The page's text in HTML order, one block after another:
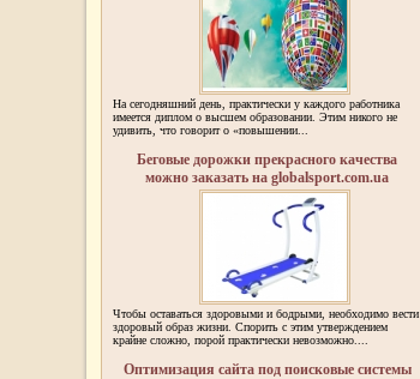
На сегодняшний день, практически у каждого работника
имеется диплом о высшем образовании. Этим никого не
удивить, что говорит о «повышении...
Беговые дорожки прекрасного качества
можно заказать на globalsport.com.ua
Чтобы оставаться здоровыми и бодрыми, необходимо вести
здоровый образ жизни. Спорить с этим утверждением
крайне сложно, порой практически невозможно....
Оптимизация сайта под поисковые системы